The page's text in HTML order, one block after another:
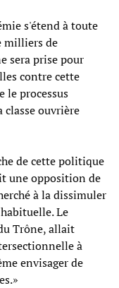
s'étend à toute
milliers de
sera prise pour
contre cette
le processus
ouvrière
de cette politique
une opposition de
à la dissimuler
Le
Trône, allait
à
envisager de